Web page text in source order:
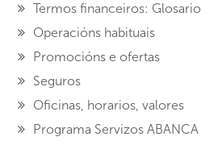
Termos financeiros: Glosario
Operacións habituais
Promocións e ofertas
Seguros
Oficinas, horarios, valores
Programa Servizos ABANCA